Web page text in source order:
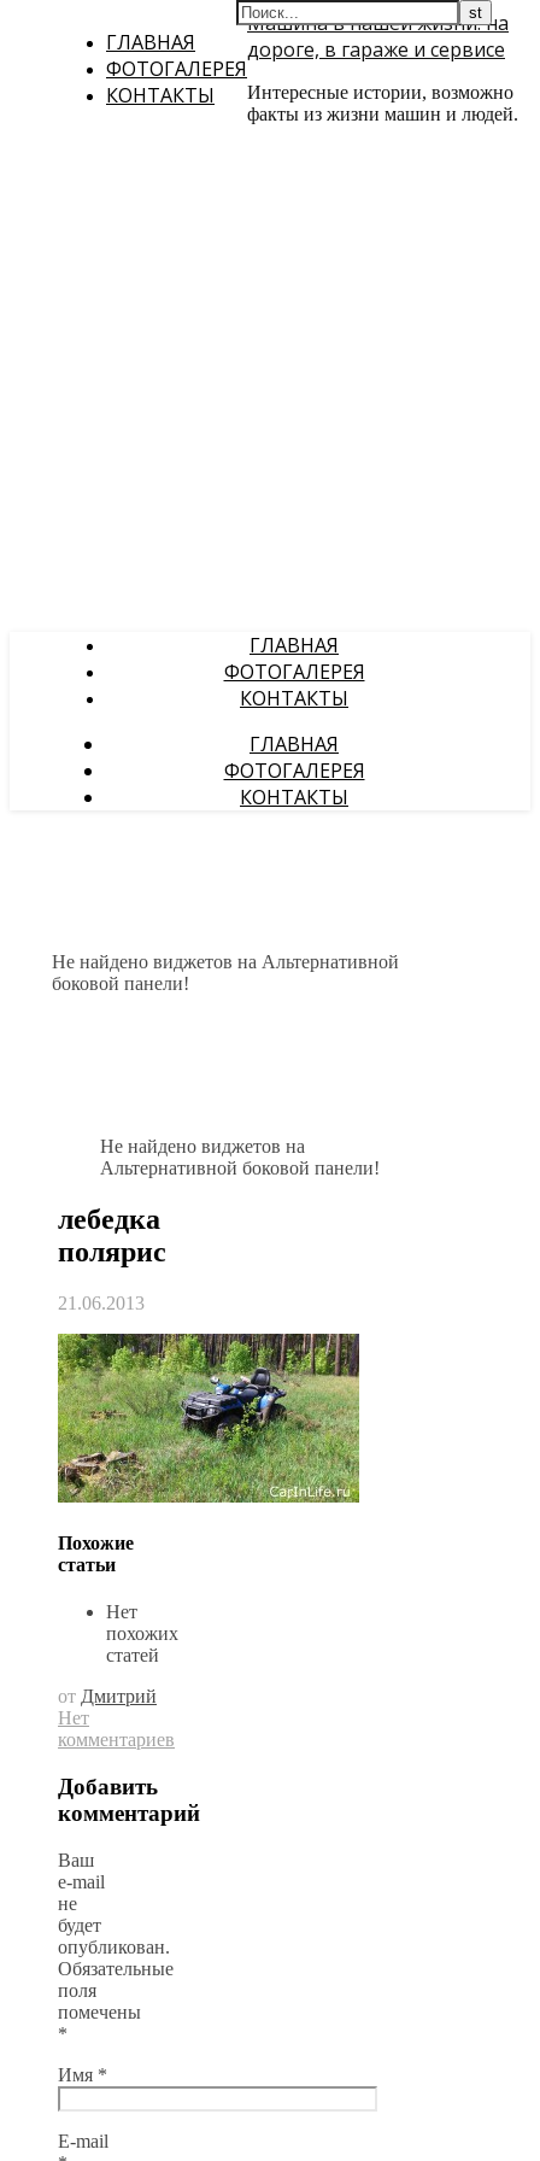
ГЛАВНАЯ
ФОТОГАЛЕРЕЯ
КОНТАКТЫ
Машина в нашей жизни: на
дороге, в гараже и сервисе
Интересные истории, возможно
факты из жизни машин и людей.
ГЛАВНАЯ
ФОТОГАЛЕРЕЯ
КОНТАКТЫ
ГЛАВНАЯ
ФОТОГАЛЕРЕЯ
КОНТАКТЫ
Не найдено виджетов на Альтернативной
боковой панели!
Не найдено виджетов на
Альтернативной боковой панели!
лебедка
полярис
21.06.2013
Похожие
статьи
Нет
похожих
статей
от Дмитрий
Нет
комментариев
Добавить
комментарий
Ваш
e-mail
не
будет
опубликован.
Обязательные
поля
помечены
*
Имя *
E-mail